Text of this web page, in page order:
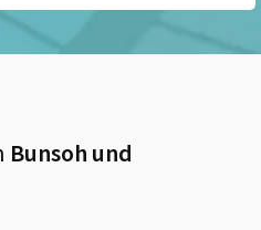
Bunsoh und